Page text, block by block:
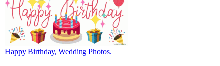
Happy Birthday, Wedding Photos.